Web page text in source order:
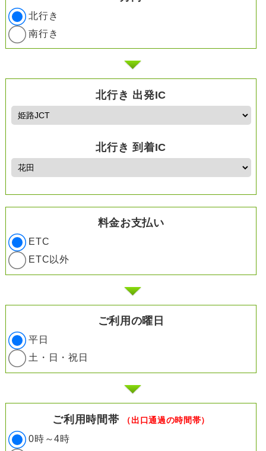
北行き
南行き
北行き 出発IC
北行き 到着IC
料金お支払い
ETC
ETC以外
ご利用の曜日
平日
土・日・祝日
ご利用時間帯 （出口通過の時間帯）
0時～4時